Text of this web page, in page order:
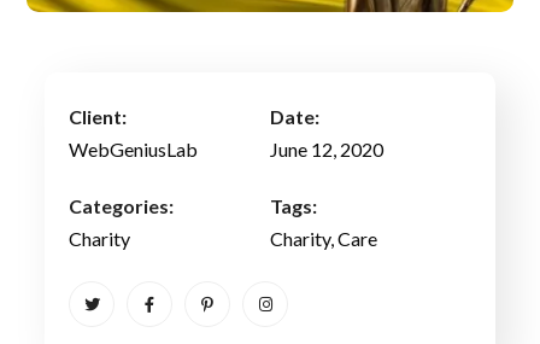
Client:
WebGeniusLab
Date:
June 12, 2020
Categories:
Charity
Tags:
Charity, Care